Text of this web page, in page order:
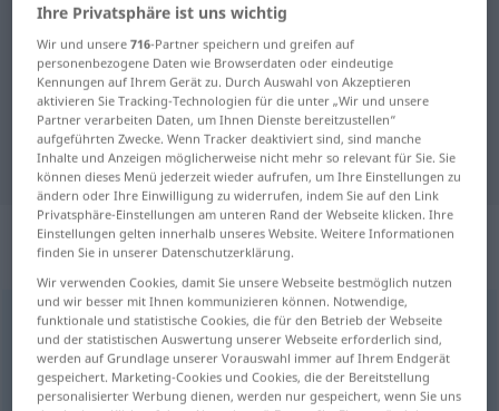
Deutsch-Schwedisch Wörterbuch
Deutsch-Schwedisch Übersetzung
für "genehm"
"genehm" Schwedisch Übersetzung
„genehm“: Adjektiv,
Eigenschaftswort
genehmadj
Übersicht aller Übersetzungen
(Für mehr Details die Übersetzung anklicken/antippen)
Ihre Privatsphäre ist uns wichtig
Wir und unsere716-Partner speichern und greifen auf
personenbezogene Daten wie Browserdaten oder eindeutige
Kennungen auf Ihrem Gerät zu. Durch Auswahl von Akzeptieren
aktivieren Sie Tracking-Technologien für die unter „Wir und unsere
Partner verarbeiten Daten, um Ihnen Dienste bereitzustellen“
aufgeführten Zwecke. Wenn Tracker deaktiviert sind, sind manche
Inhalte und Anzeigen möglicherweise nicht mehr so relevant für Sie. Sie
können dieses Menü jederzeit wieder aufrufen, um Ihre Einstellungen zu
ändern oder Ihre Einwilligung zu widerrufen, indem Sie auf den Link
Privatsphäre-Einstellungen am unteren Rand der Webseite klicken. Ihre
Einstellungen gelten innerhalb unseres Website. Weitere Informationen
finden Sie in unserer Datenschutzerklärung.
Wir verwenden Cookies, damit Sie unsere Webseite bestmöglich nutzen
und wir besser mit Ihnen kommunizieren können. Notwendige,
funktionale und statistische Cookies, die für den Betrieb der Webseite
und der statistischen Auswertung unserer Webseite erforderlich sind,
werden auf Grundlage unserer Vorauswahl immer auf Ihrem Endgerät
gespeichert. Marketing-Cookies und Cookies, die der Bereitstellung
personalisierter Werbung dienen, werden nur gespeichert, wenn Sie uns